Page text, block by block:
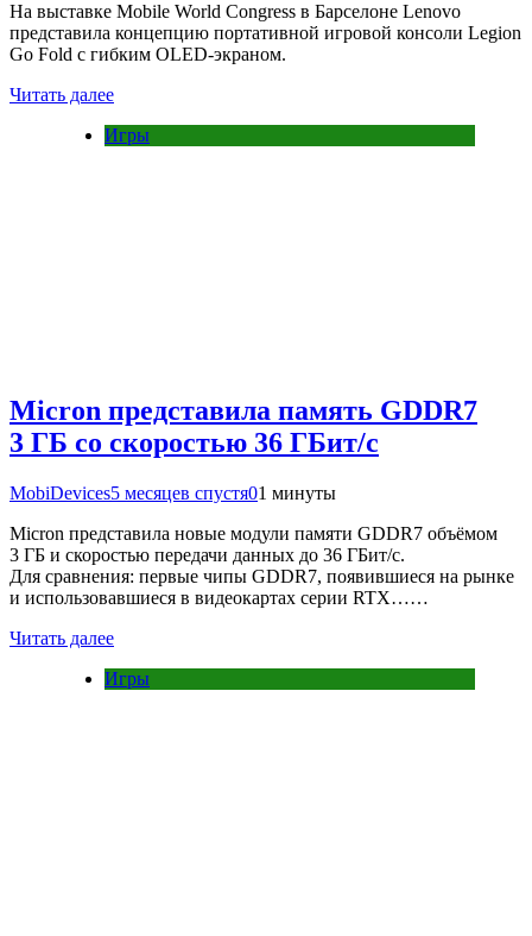
На выставке Mobile World Congress в Барселоне Lenovo
представила концепцию портативной игровой консоли Legion
Go Fold с гибким OLED-экраном.
Читать далее
Игры
Micron представила память GDDR7
3 ГБ со скоростью 36 ГБит/с
MobiDevices5 месяцев спустя01 минуты
Micron представила новые модули памяти GDDR7 объёмом
3 ГБ и скоростью передачи данных до 36 ГБит/с.
Для сравнения: первые чипы GDDR7, появившиеся на рынке
и использовавшиеся в видеокартах серии RTX……
Читать далее
Игры